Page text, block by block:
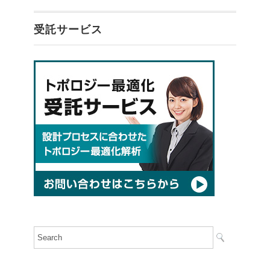
受託サービス